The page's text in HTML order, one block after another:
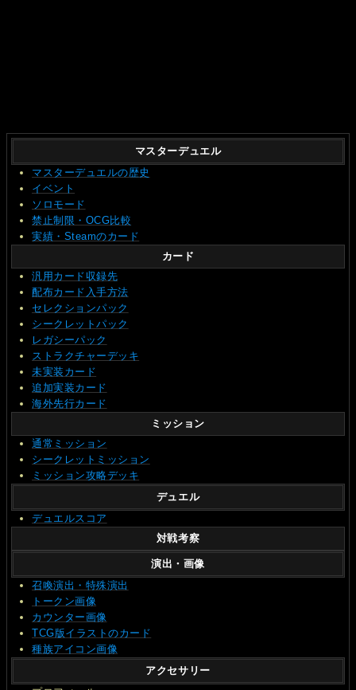
マスターデュエル
マスターデュエルの歴史
イベント
ソロモード
禁止制限・OCG比較
実績・Steamのカード
カード
汎用カード収録先
配布カード入手方法
セレクションパック
シークレットパック
レガシーパック
ストラクチャーデッキ
未実装カード
追加実装カード
海外先行カード
ミッション
通常ミッション
シークレットミッション
ミッション攻略デッキ
デュエル
デュエルスコア
対戦考察
演出・画像
召喚演出・特殊演出
トークン画像
カウンター画像
TCG版イラストのカード
種族アイコン画像
アクセサリー